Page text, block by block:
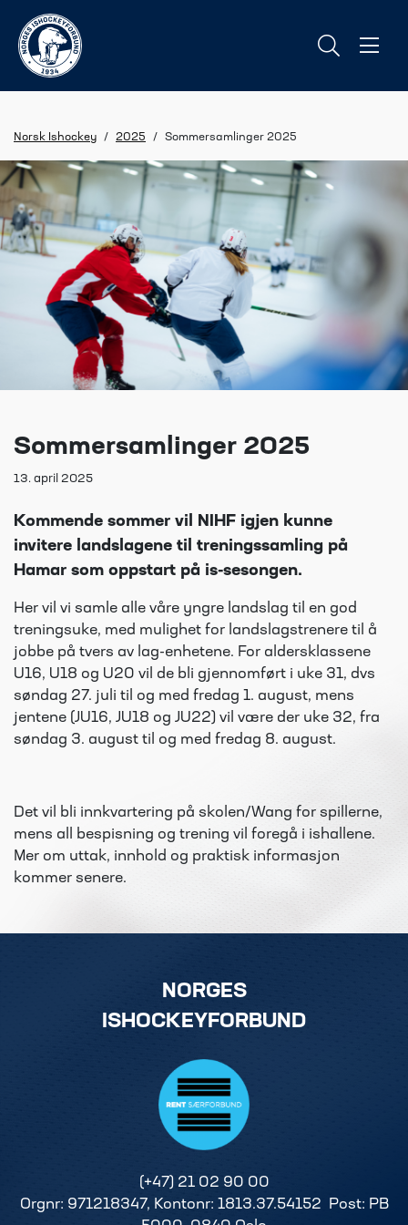
Norsk Ishockey / 2025 / Sommersamlinger 2025
Sommersamlinger 2025
13. april 2025
Kommende sommer vil NIHF igjen kunne
invitere landslagene til treningssamling på
Hamar som oppstart på is-sesongen.
Her vil vi samle alle våre yngre landslag til en god
treningsuke, med mulighet for landslagstrenere til å
jobbe på tvers av lag-enhetene. For aldersklassene
U16, U18 og U20 vil de bli gjennomført i uke 31, dvs
søndag 27. juli til og med fredag 1. august, mens
jentene (JU16, JU18 og JU22) vil være der uke 32, fra
søndag 3. august til og med fredag 8. august.
Det vil bli innkvartering på skolen/Wang for spillerne,
mens all bespisning og trening vil foregå i ishallene.
Mer om uttak, innhold og praktisk informasjon
kommer senere.
NORGES
ISHOCKEYFORBUND
(+47) 21 02 90 00
Orgnr: 971218347, Kontonr: 1813.37.54152 Post: PB